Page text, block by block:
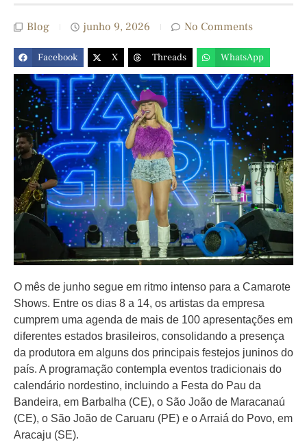
Blog junho 9, 2026 No Comments
Facebook X Threads WhatsApp
O mês de junho segue em ritmo intenso para a Camarote
Shows. Entre os dias 8 a 14, os artistas da empresa
cumprem uma agenda de mais de 100 apresentações em
diferentes estados brasileiros, consolidando a presença
da produtora em alguns dos principais festejos juninos do
país. A programação contempla eventos tradicionais do
calendário nordestino, incluindo a Festa do Pau da
Bandeira, em Barbalha (CE), o São João de Maracanaú
(CE), o São João de Caruaru (PE) e o Arraiá do Povo, em
Aracaju (SE).